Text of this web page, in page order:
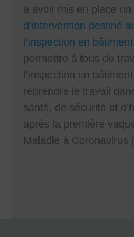
à avoir mis en place un
d’intervention destiné
l’inspection en
permettre à tous de
l’inspection en
reprendre le travail
santé, de sécurité et
après la première
Maladie à Coronavirus